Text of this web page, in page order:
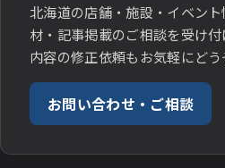
北海道の店舗・施設・イベン
材・記事掲載のご相談を受け
内容の修正依頼もお気軽にどう
お問い合わせ・ご相談